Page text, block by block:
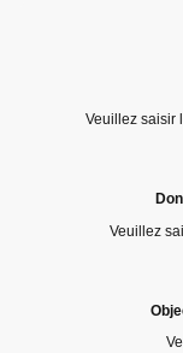
Veuillez saisir
Veuillez